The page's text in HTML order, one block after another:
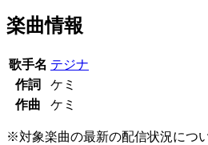
楽曲情報
歌手名 テジナ
作詞
ケミ
作曲
ケミ
※対象楽曲の最新の配信状況につ